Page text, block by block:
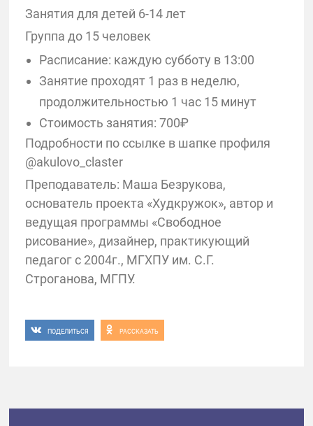
Занятия для детей 6-14 лет
Группа до 15 человек
Расписание: каждую субботу в 13:00
Занятие проходят 1 раз в неделю,
продолжительностью 1 час 15 минут
Стоимость занятия: 700₽
Подробности по ссылке в шапке профиля
@akulovo_claster
Преподаватель: Маша Безрукова,
основатель проекта «Худкружок», автор и
ведущая программы «Свободное
рисование», дизайнер, практикующий
педагог с 2004г., МГХПУ им. С.Г.
Строганова, МГПУ.
ПОДЕЛИТЬСЯ РАССКАЗАТЬ